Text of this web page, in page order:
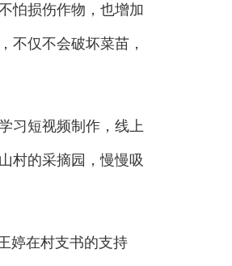
怕损伤作物，也增加
不仅不会破坏菜苗，
习短视频制作，线上
村的采摘园，慢慢吸
婷在村支书的支持